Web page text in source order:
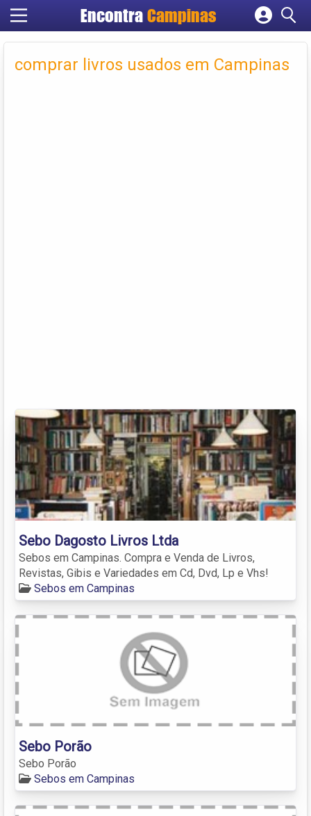
Encontra Campinas
Cadastrar empresa
Criar conta
comprar livros usados em Campinas
Sebo Dagosto Livros Ltda
Sebos em Campinas. Compra e Venda de Livros,
Revistas, Gibis e Variedades em Cd, Dvd, Lp e Vhs!
Sebos em Campinas
Sebo Porão
Sebo Porão
Sebos em Campinas